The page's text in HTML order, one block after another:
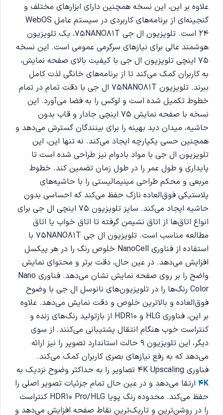
علاوه بر این، این نسخه همچنین دارای ابزارهای مختلف و
گنجینه‌ای از برنامه‌های کاربردی در سیستم عامل WebOS
24 است. تلویزیون ال جی 75NANO81T، یک تلویزیون
هوشمند عالی برای نیازهای سرگرمی عمومی است. این نسخه
75 اینچی تلویزیون ال‌ جی با کیفیت بالای صفحه نمایش،
به کاربران کمک می‌کند تا از برنامه‌های خانگی لذت کامل
ببرند. تلویزیون 75NANO81T ال جی با دقت تمام در تمام
خطوط تکمیل شده است و لوکس را به فضا می‌آورد. این
نسخه با صفحه نمایش 75 اینچی جادار و قاب بدون
حاشیه، میدان دید بهینه را برای بینندگان گسترش می‌دهد و
همچنین حسی یکپارچه ایجاد می‌کند. نه تنها این، این
تلویزیون ال جی با مواد بادوام نیز طراحی شده است تا
پایداری و طول عمر را در طول زمان تضمین کند. خطوط
مربعی و محکم طراحی مینیمالیستی را با حاشیه‌های
پلاستیکی فوق‌العاده نازک حفظ می‌کند که احساسی بدون
حاشیه ایجاد می‌کند. سایز تلویزیون 75 اینچی ال جی برای
انواع اتاق‌ها از اتاق نشیمن گرفته تا اتاق خواب یا اتاق
مطالعه مناسب است. تلویزیون ال جی 75NANO81T با
استفاده از فناوری NanoCell خلوص رنگ را در هر پیکسل
افزایش می‌دهد. در عین حال، دقت برتر و محتوای نمایش
واضح را بر روی صفحه نمایش نشان می‌دهد. فناوری Nano
Color رنگ‌ها را در تلویزیون‌های نانوسل ال جی با وضوح
فوق‌العاده و بالاترین خلوص و دقت نمایش می‌دهد. علاوه
بر این، فناوری HLG و HDR10 از بازتولید رنگ‌های زنده و
کنتراست خوب هنگام انتقال پشتیبانی می‌کنند. از سوی
دیگر، این تلویزیون 9 حالت استاندارد تصویر را نیز ارائه
می‌دهد که به رفع نیازهای بصری کاربران کمک می‌کند.
فناوری 4K Upscaling تصاویر را به حداکثر وضوح نزدیک به
4K ارتقا می‌دهد و در عین حال تمام جزئیات تصویر اصلی را
حفظ می‌کند. محدوده رنگ پویا HDR10 Pro/HLG کنتراست
را در روشن‌ترین و تاریک‌ترین نقاط صفحه افزایش می‌دهد و